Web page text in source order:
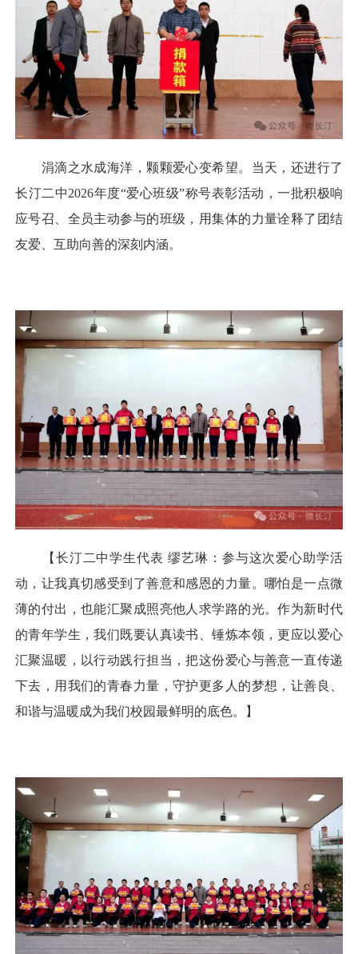
涓滴之水成海洋，颗颗爱心变希望。当天，还进行了
长汀二中2026年度“爱心班级”称号表彰活动，一批积极响
应号召、全员主动参与的班级，用集体的力量诠释了团结
友爱、互助向善的深刻内涵。
【长汀二中学生代表 缪艺琳：参与这次爱心助学活
动，让我真切感受到了善意和感恩的力量。哪怕是一点微
薄的付出，也能汇聚成照亮他人求学路的光。作为新时代
的青年学生，我们既要认真读书、锤炼本领，更应以爱心
汇聚温暖，以行动践行担当，把这份爱心与善意一直传递
下去，用我们的青春力量，守护更多人的梦想，让善良、
和谐与温暖成为我们校园最鲜明的底色。】